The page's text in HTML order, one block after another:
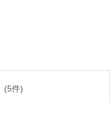
(5件)